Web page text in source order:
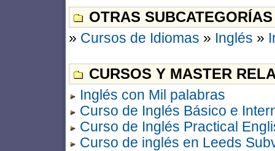
OTRAS
» Cursos de Idiomas » Inglés »
CURSOS Y MASTER
Inglés con Mil palabras
Curso de Inglés Básico e
Curso de Inglés Practical
Curso de inglés en Leeds